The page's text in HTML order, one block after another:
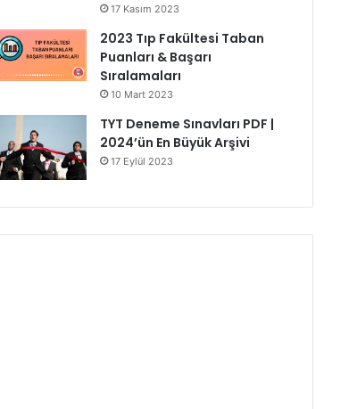
17 Kasım 2023
2023 Tıp Fakültesi Taban
Puanları & Başarı
Sıralamaları
10 Mart 2023
TYT Deneme Sınavları PDF |
2024’ün En Büyük Arşivi
17 Eylül 2023